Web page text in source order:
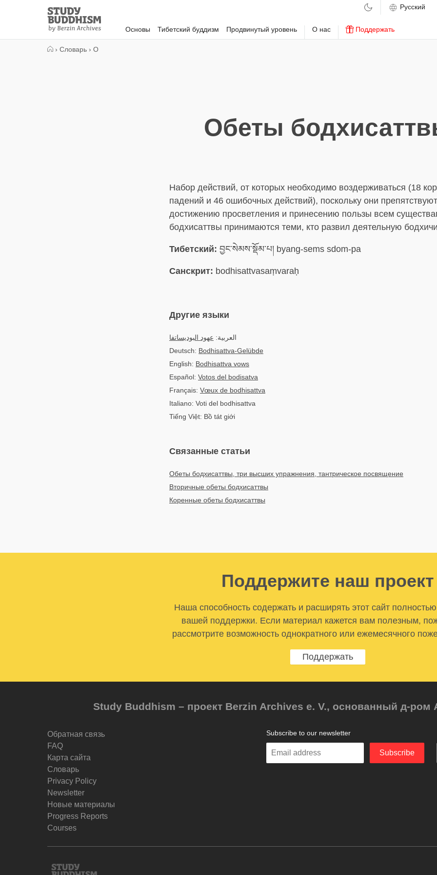
Study
Buddhism
Home
Основы Тибетский буддизм Продвинутый уровень О нас Поддержать
› Словарь › О
Обеты
Набор действий, от которых необходимо воздерживаться (18
падений и 46 ошибочных действий), поскольку они препятствуют
достижению просветления и принесению пользы всем
бодхисаттвы принимаются теми, кто развил деятельную
Тибетский: བྱང་སེམས་སྡོམ་པ། byang-sems sdom-pa
Санскрит: bodhisattvasaṃvaraḥ
Другие языки
العربية: عهود البوديساتفا
Deutsch: Bodhisattva-Gelübde
English: Bodhisattva vows
Español: Votos del bodisatva
Français: Vœux de bodhisattva
Italiano: Voti del bodhisattva
Tiếng Việt: Bồ tát giới
Связанные статьи
Обеты бодхисаттвы, три высших упражнения, тантрическое посвящение
Вторичные обеты бодхисаттвы
Коренные обеты бодхисаттвы
Поддержите наш проект
Наша способность содержать и расширять этот сайт полностью
вашей поддержки. Если материал кажется вам полезным,
рассмотрите возможность однократного или ежемесячного
Поддержать
Study Buddhism – проект Berzin Archives e. V., основанный д-
Обратная связь
FAQ
Карта сайта
Словарь
Privacy Policy
Newsletter
Новые материалы
Progress Reports
Courses
Subscribe to our newsletter
Enter
Subscribe
Study